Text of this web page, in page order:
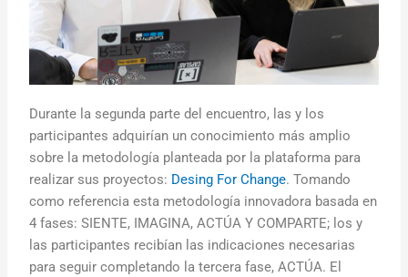
Durante la segunda parte del encuentro, las y los
participantes adquirían un conocimiento más amplio
sobre la metodología planteada por la plataforma para
realizar sus proyectos: Desing For Change. Tomando
como referencia esta metodología innovadora basada en
4 fases: SIENTE, IMAGINA, ACTÚA Y COMPARTE; los y
las participantes recibían las indicaciones necesarias
para seguir completando la tercera fase, ACTÚA. El